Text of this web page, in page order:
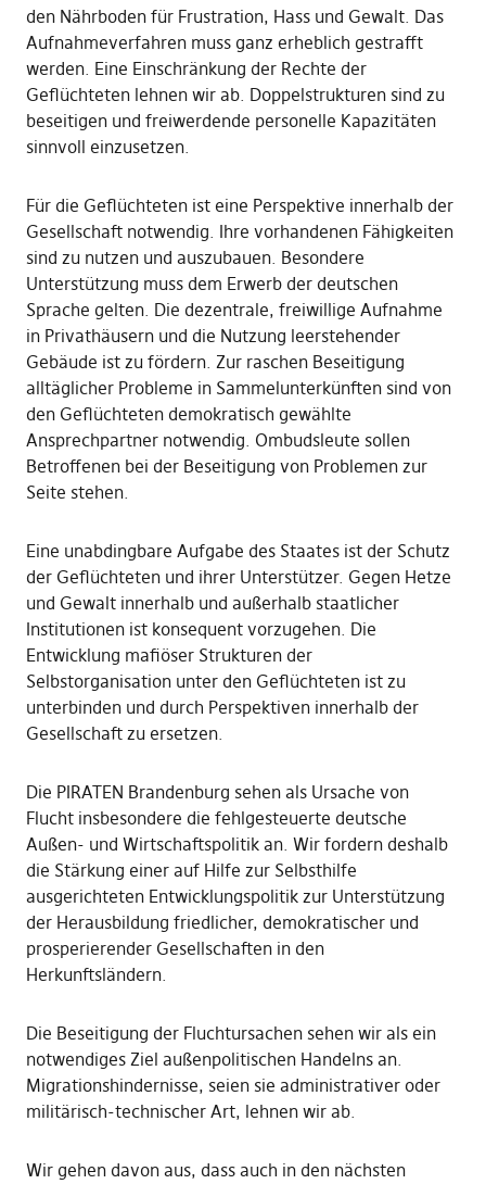
den Nährboden für Frustration, Hass und Gewalt. Das
Aufnahmeverfahren muss ganz erheblich gestrafft
werden. Eine Einschränkung der Rechte der
Geflüchteten lehnen wir ab. Doppelstrukturen sind zu
beseitigen und freiwerdende personelle Kapazitäten
sinnvoll einzusetzen.
Für die Geflüchteten ist eine Perspektive innerhalb der
Gesellschaft notwendig. Ihre vorhandenen Fähigkeiten
sind zu nutzen und auszubauen. Besondere
Unterstützung muss dem Erwerb der deutschen
Sprache gelten. Die dezentrale, freiwillige Aufnahme
in Privathäusern und die Nutzung leerstehender
Gebäude ist zu fördern. Zur raschen Beseitigung
alltäglicher Probleme in Sammelunterkünften sind von
den Geflüchteten demokratisch gewählte
Ansprechpartner notwendig. Ombudsleute sollen
Betroffenen bei der Beseitigung von Problemen zur
Seite stehen.
Eine unabdingbare Aufgabe des Staates ist der Schutz
der Geflüchteten und ihrer Unterstützer. Gegen Hetze
und Gewalt innerhalb und außerhalb staatlicher
Institutionen ist konsequent vorzugehen. Die
Entwicklung mafiöser Strukturen der
Selbstorganisation unter den Geflüchteten ist zu
unterbinden und durch Perspektiven innerhalb der
Gesellschaft zu ersetzen.
Die PIRATEN Brandenburg sehen als Ursache von
Flucht insbesondere die fehlgesteuerte deutsche
Außen- und Wirtschaftspolitik an. Wir fordern deshalb
die Stärkung einer auf Hilfe zur Selbsthilfe
ausgerichteten Entwicklungspolitik zur Unterstützung
der Herausbildung friedlicher, demokratischer und
prosperierender Gesellschaften in den
Herkunftsländern.
Die Beseitigung der Fluchtursachen sehen wir als ein
notwendiges Ziel außenpolitischen Handelns an.
Migrationshindernisse, seien sie administrativer oder
militärisch-technischer Art, lehnen wir ab.
Wir gehen davon aus, dass auch in den nächsten